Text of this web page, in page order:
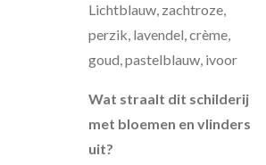
Lichtblauw, zachtroze,
perzik, lavendel, crème,
goud, pastelblauw, ivoor
Wat straalt dit schilderij
met bloemen en vlinders
uit?